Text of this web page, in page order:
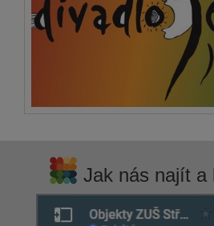
Jak nás najít a